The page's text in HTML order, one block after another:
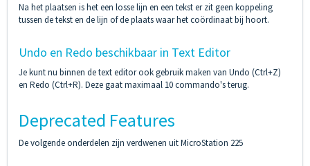
Na het plaatsen is het een losse lijn en een tekst er zit geen koppeling
tussen de tekst en de lijn of de plaats waar het coördinaat bij hoort.
Undo en Redo beschikbaar in Text Editor
Je kunt nu binnen de text editor ook gebruik maken van Undo (Ctrl+Z)
en Redo (Ctrl+R). Deze gaat maximaal 10 commando's terug.
Deprecated Features
De volgende onderdelen zijn verdwenen uit MicroStation 225